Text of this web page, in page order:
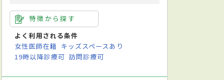
特徴から探す
よく利用される条件
女性医師在籍 キッズスペースあり
19時以降診療可 訪問診療可